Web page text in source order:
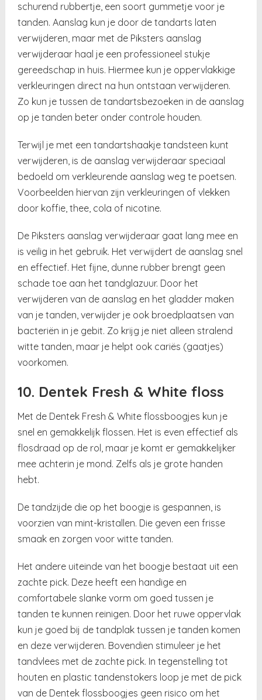
schurend rubbertje, een soort gummetje voor je
tanden. Aanslag kun je door de tandarts laten
verwijderen, maar met de Piksters aanslag
verwijderaar haal je een professioneel stukje
gereedschap in huis. Hiermee kun je oppervlakkige
verkleuringen direct na hun ontstaan verwijderen.
Zo kun je tussen de tandartsbezoeken in de aanslag
op je tanden beter onder controle houden.
Terwijl je met een tandartshaakje tandsteen kunt
verwijderen, is de aanslag verwijderaar speciaal
bedoeld om verkleurende aanslag weg te poetsen.
Voorbeelden hiervan zijn verkleuringen of vlekken
door koffie, thee, cola of nicotine.
De Piksters aanslag verwijderaar gaat lang mee en
is veilig in het gebruik. Het verwijdert de aanslag snel
en effectief. Het fijne, dunne rubber brengt geen
schade toe aan het tandglazuur. Door het
verwijderen van de aanslag en het gladder maken
van je tanden, verwijder je ook broedplaatsen van
bacteriën in je gebit. Zo krijg je niet alleen stralend
witte tanden, maar je helpt ook cariës (gaatjes)
voorkomen.
10. Dentek Fresh & White floss
Met de Dentek Fresh & White flossboogjes kun je
snel en gemakkelijk flossen. Het is even effectief als
flosdraad op de rol, maar je komt er gemakkelijker
mee achterin je mond. Zelfs als je grote handen
hebt.
De tandzijde die op het boogje is gespannen, is
voorzien van mint-kristallen. Die geven een frisse
smaak en zorgen voor witte tanden.
Het andere uiteinde van het boogje bestaat uit een
zachte pick. Deze heeft een handige en
comfortabele slanke vorm om goed tussen je
tanden te kunnen reinigen. Door het ruwe oppervlak
kun je goed bij de tandplak tussen je tanden komen
en deze verwijderen. Bovendien stimuleer je het
tandvlees met de zachte pick. In tegenstelling tot
houten en plastic tandenstokers loop je met de pick
van de Dentek flossboogjes geen risico om het